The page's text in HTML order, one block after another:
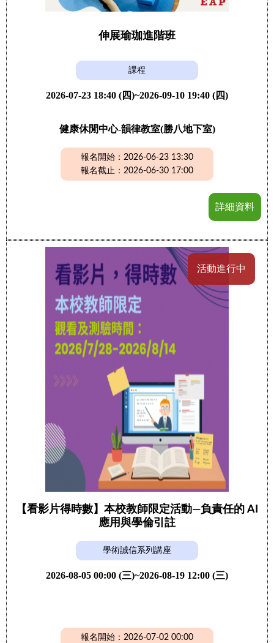
伸展瑜珈進階班
課程
2026-07-23 18:40 (四)~2026-09-10 19:40 (四)
健康休閒中心-韻律教室(勝八地下室)
報名開始：2026-06-23 13:30
報名截止：2026-06-30 17:00
詳細資料
活動進行中
【看影片得時數】本校教師限定活動—負責任的 AI
應用與學倫引註
學術誠信系列講座
2026-08-05 00:00 (三)~2026-08-19 12:00 (三)
報名開始：2026-07-02 00:00